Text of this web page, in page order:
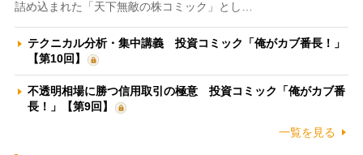
詰め込まれた「天下無敵の株コミック」とし…
テクニカル分析・集中講義 投資コミック「俺がカブ番長！」
【第10回】
不透明相場に勝つ信用取引の極意 投資コミック「俺がカブ番
長！」【第9回】
一覧を見る